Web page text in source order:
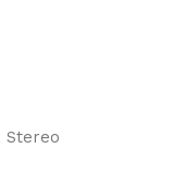
Stereo